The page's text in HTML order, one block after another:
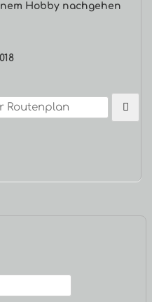
Hobby nachgehen